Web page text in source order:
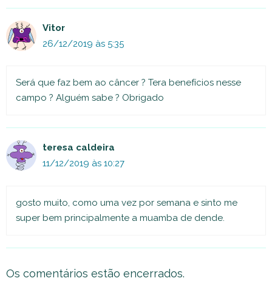
Vitor
26/12/2019 às 5:35
Será que faz bem ao câncer ? Tera benefícios nesse
campo ? Alguém sabe ? Obrigado
teresa caldeira
11/12/2019 às 10:27
gosto muito, como uma vez por semana e sinto me
super bem principalmente a muamba de dende.
Os comentários estão encerrados.